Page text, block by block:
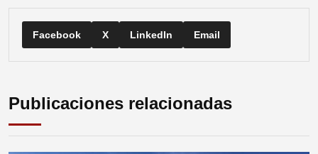
Facebook X LinkedIn Email
Publicaciones relacionadas